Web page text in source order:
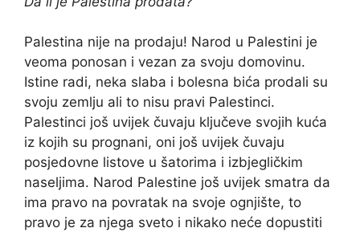
Palestina nije na prodaju! Narod u Palestini je
veoma ponosan i vezan za svoju domovinu.
Istine radi, neka slaba i bolesna bića prodali su
svoju zemlju ali to nisu pravi Palestinci.
Palestinci još uvijek čuvaju ključeve svojih kuća
iz kojih su prognani, oni još uvijek čuvaju
posjedovne listove u šatorima i izbjegličkim
naseljima. Narod Palestine još uvijek smatra da
ima pravo na povratak na svoje ognjište, to
pravo je za njega sveto i nikako neće dopustiti